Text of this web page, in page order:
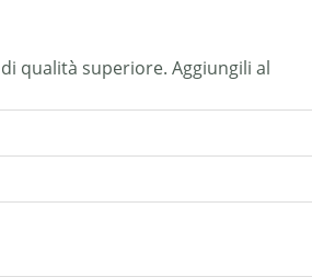
qualità superiore. Aggiungili al